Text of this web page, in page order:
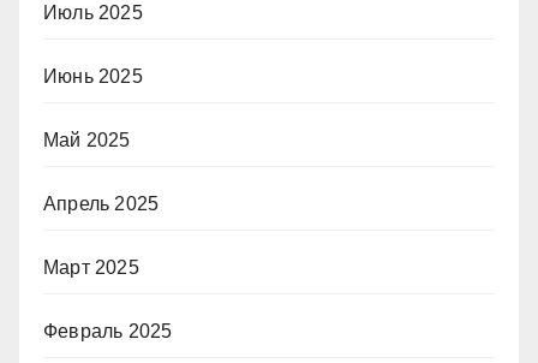
Июль 2025
Июнь 2025
Май 2025
Апрель 2025
Март 2025
Февраль 2025